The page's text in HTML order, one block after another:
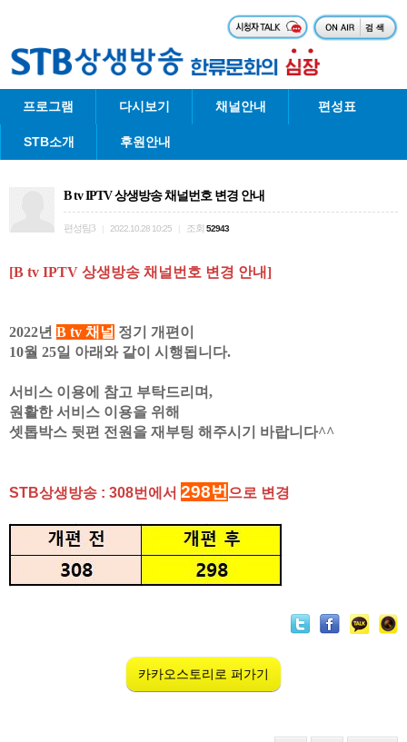
프로그램 다시보기 채널안내 편성표
STB소개 후원안내
B tv IPTV 상생방송 채널번호 변경 안내
편성팀3 2022.10.28 10:25 조회 52943
[B tv IPTV 상생방송 채널번호 변경 안내]
2022년 B tv 채널 정기 개편이
10월 25일 아래와 같이 시행됩니다.
서비스 이용에 참고 부탁드리며,
원활한 서비스 이용을 위해
셋톱박스 뒷편 전원을 재부팅 해주시기 바랍니다^^
STB상생방송 : 308번에서 298번 으로 변경
카카오스토리로 퍼가기